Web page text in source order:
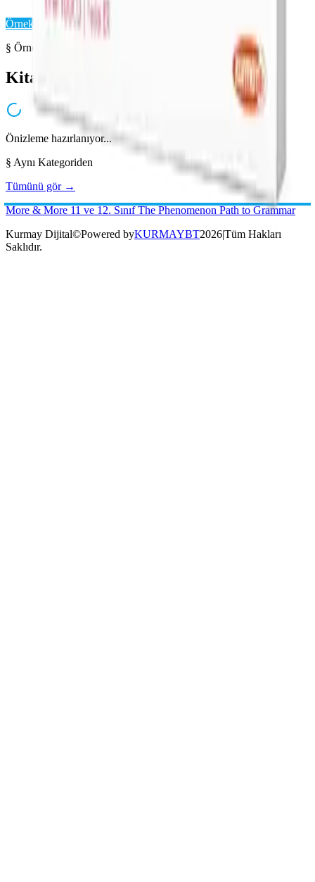
Örnek Sayfaları Aç
§ Örnek Sayfalar
Kitabı yakından inceleyin
Önizleme hazırlanıyor...
§ Aynı Kategoriden
Tümünü gör →
Kurmay Dijital©Powered byKURMAYBT2026|Tüm Hakları
Saklıdır.